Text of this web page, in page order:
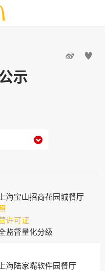
 
示

海宝山招商花园城餐厅
许可证
监督量化分级
海陆家嘴软件园餐厅